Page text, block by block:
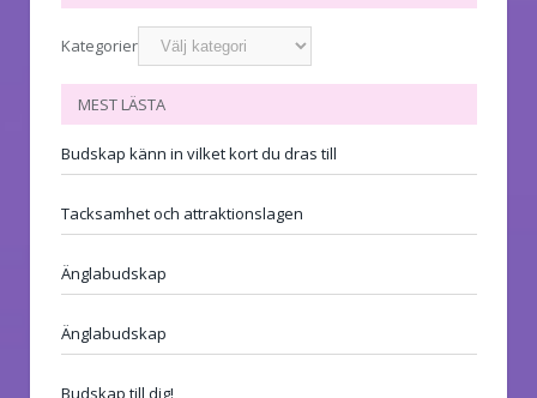
Kategorier
MEST LÄSTA
Budskap känn in vilket kort du dras till
Tacksamhet och attraktionslagen
Änglabudskap
Änglabudskap
Budskap till dig!